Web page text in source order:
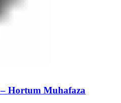
Hortum Muhafaza